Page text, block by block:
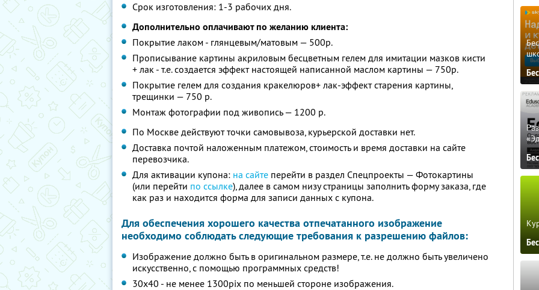
Срок изготовления: 1-3 рабочих дня.
Дополнительно оплачивают по желанию клиента:
Покрытие лаком - глянцевым/матовым — 500р.
Прописывание картины акриловым бесцветным гелем для имитации мазков кисти
+ лак - т.е. создается эффект настоящей написанной маслом картины — 750р.
Покрытие гелем для создания кракелюров+ лак-эффект старения картины,
трещинки — 750 р.
Монтаж фотографии под живопись — 1200 р.
По Москве действуют точки самовывоза, курьерской доставки нет.
Доставка почтой наложенным платежом, стоимость и время доставки на сайте
перевозчика.
Для активации купона: на сайте перейти в раздел Спецпроекты — Фотокартины
(или перейти по ссылке), далее в самом низу страницы заполнить форму заказа, где
как раз и находится форма для записи данных с купона.
Для обеспечения хорошего качества отпечатанного изображение
необходимо соблюдать следующие требования к разрешению файлов:
Изображение должно быть в оригинальном размере, т.е. не должно быть увеличено
искусственно, с помощью программных средств!
30х40 - не менее 1300pix по меньшей стороне изображения.